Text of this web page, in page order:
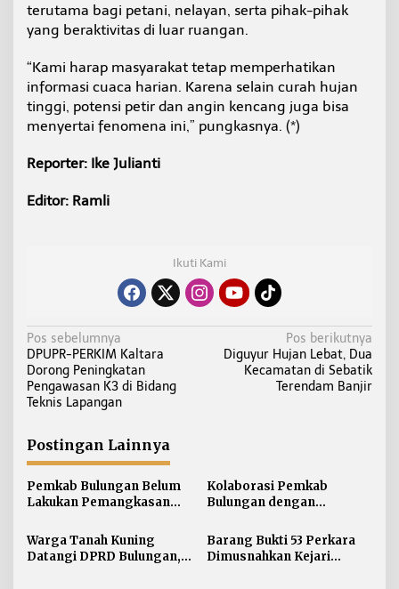
terutama bagi petani, nelayan, serta pihak-pihak
yang beraktivitas di luar ruangan.
“Kami harap masyarakat tetap memperhatikan
informasi cuaca harian. Karena selain curah hujan
tinggi, potensi petir dan angin kencang juga bisa
menyertai fenomena ini,” pungkasnya. (*)
Reporter: Ike Julianti
Editor: Ramli
Ikuti Kami
N
a
v
i
a
s
i
p
o
s
Pos sebelumnya
DPUPR-PERKIM Kaltara
Dorong Peningkatan
Pengawasan K3 di Bidang
Teknis Lapangan
Pos berikutnya
Diguyur Hujan Lebat, Dua
Kecamatan di Sebatik
Terendam Banjir
Postingan Lainnya
Pemkab Bulungan Belum
Lakukan Pemangkasan
Ada Arahan Pusat
Kolaborasi Pemkab
Bulungan dengan
Desa/Kelurahan Satu
Sarjana
Warga Tanah Kuning
Datangi DPRD Bulungan,
Barang Bukti 53 Perkara
Dimusnahkan Kejari